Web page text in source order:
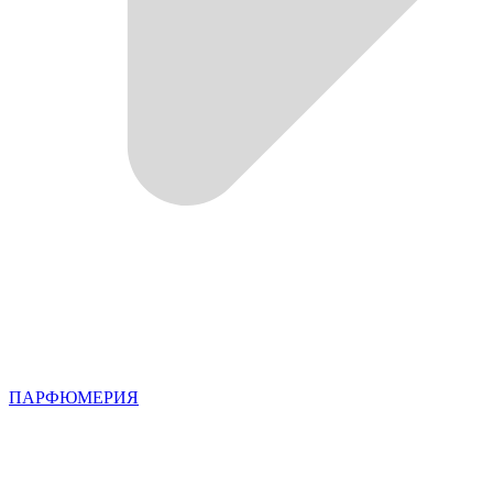
ПАРФЮМЕРИЯ